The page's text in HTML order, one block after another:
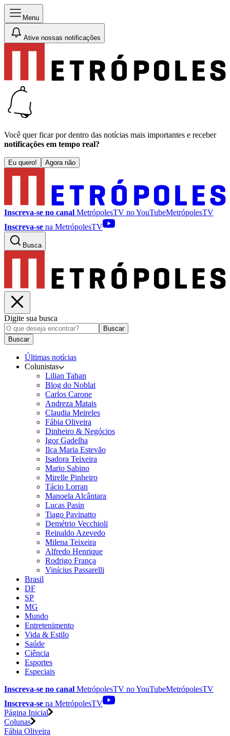
Menu
Ative nossas notificações
Você quer ficar por dentro das notícias mais importantes e receber
notificações em tempo real?
Eu quero! Agora não
Inscreva-se no canal MetrópolesTV noYouTubeMetrópolesTV
Inscreva-se na MetrópolesTV
Busca
Digite sua busca
Buscar
Buscar
Últimas notícias
Colunistas
Lilian Tahan
Blog do Noblat
Carlos Carone
Andreza Matais
Claudia Meireles
Fábia Oliveira
Dinheiro & Negócios
Igor Gadelha
Ilca Maria Estevão
Isadora Teixeira
Mario Sabino
Mirelle Pinheiro
Tácio Lorran
Manoela Alcântara
Lucas Pasin
Tiago Pavinatto
Demétrio Vecchioli
Reinaldo Azevedo
Milena Teixeira
Alfredo Henrique
Rodrigo França
Vinícius Passarelli
Brasil
DF
SP
MG
Mundo
Entretenimento
Vida & Estilo
Saúde
Ciência
Esportes
Especiais
Inscreva-se no canal MetrópolesTV noYouTubeMetrópolesTV
Inscreva-se na MetrópolesTV
Página Inicial
Colunas
Fábia Oliveira